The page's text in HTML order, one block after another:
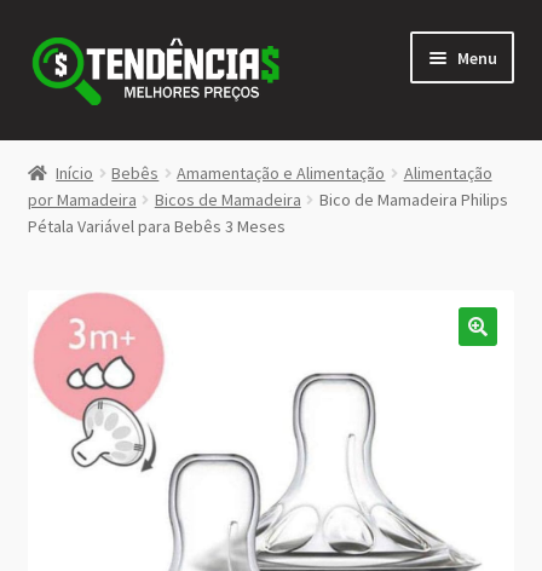
Pular
para
navegação
Pular
para
conteúdo
Menu
LOJA
<>
Início Bebês Amamentação e Alimentação
Alimentação
por Mamadeira
Bicos de Mamadeira
Bico de Mamadeira Philips
Pétala Variável para Bebês 3 Meses